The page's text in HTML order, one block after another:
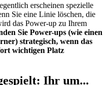
erscheinen spezielle
Sie eine Linie löschen, die
das Power-up zu Ihrem
Sie Power-ups (wie einen
strategisch, wenn das
wichtigen Platz
Ihr um...